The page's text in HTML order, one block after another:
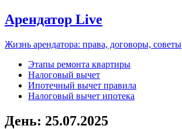
Арендатор Live
Жизнь арендатора: права, договоры, советы
Этапы ремонта квартиры
Налоговый вычет
Ипотечный вычет правила
Налоговый вычет ипотека
День: 25.07.2025